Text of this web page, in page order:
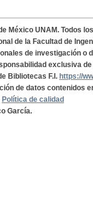
México UNAM. Todos
de la Facultad de
de investigación o
exclusiva
Bibliotecas F.I. https://
de datos contenidos
Política de calidad
García.